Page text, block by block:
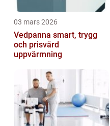
03 mars 2026
Vedpanna smart, trygg
och prisvärd
uppvärmning